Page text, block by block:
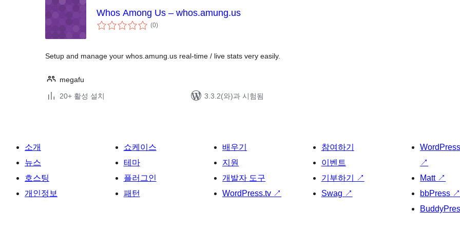
Whos Among Us – whos.amung.us
(0전
체)
Setup and manage your whos.amung.us real-time / live stats very easily.
megafu
20+ 활성 설치
3.3.2(와)과 시험됨
소개
뉴스
호스팅
개인정보
쇼케이스
테마
플러그인
패턴
배우기
지원
개발자 도구
WordPress.tv ↗
참여하기
이벤트
기부하기
↗
Swag ↗
↗
Matt ↗
bbPress ↗